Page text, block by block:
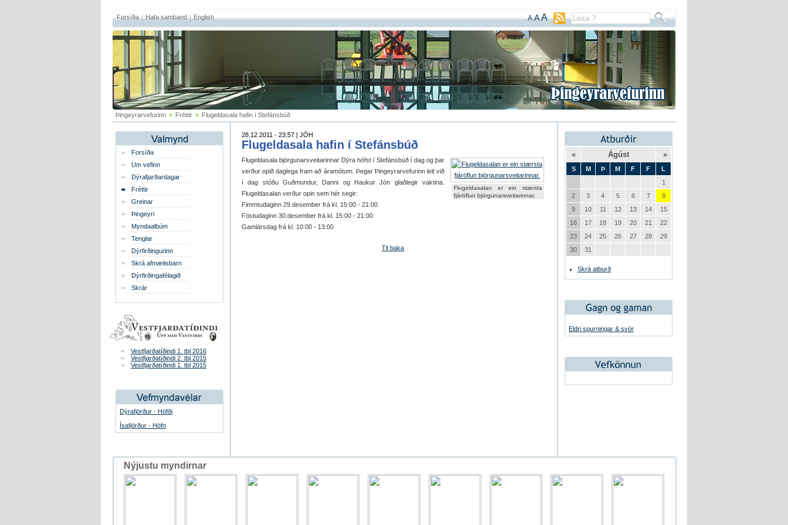
Forsíða Hafa samband English A AA
Þingeyrarvefurinn > Fréttir > Flugeldasala hafin í Stefánsbúð
Forsíða
Um vefinn
Dýrafjarðardagar
Fréttir
Greinar
Þingeyri
Myndaalbúm
Tenglar
Dýrfirðingurinn
Skrá afmælisbarn
Dýrfirðingafélagið
Skrár
Vestfjarðatíðindi 1. tbl 2016
Vestfjarðatíðindi 2. tbl 2015
Vestfjarðatíðindi 1. tbl 2015
Dýrafjörður - Höfði
Ísafjörður - Höfn
28.12.2011 - 23:57 | JÓH
Flugeldasala hafin í Stefánsbúð
Flugeldasalan er ein stærsta
fjáröflun björgunarsveitarinnar.
Flugeldasala björgunarsveitarinnar Dýra hófst í Stefánsbúð í dag og þar
verður opið daglega fram að áramótum. Þegar Þingeyrarvefurinn leit við
í dag stóðu Guðmundur, Danni og Haukur Jón glaðlegir vaktina.
Flugeldasalan verður opin sem hér segir:
Fimmtudaginn 29.desember frá kl. 15:00 - 21:00
Föstudaginn 30.desember frá kl. 15:00 - 21:00
Gamlársdag frá kl. 10:00 - 13:00
Til baka
« Ágúst »
S M Þ M F F
L
1
2
3 4 5 6 7
8
9
10 11 12 13 14
15
16
17 18 19 20 21
22
23
24 25 26 27 28
29
30
31
Skrá atburð
Eldri spurningar & svör
Nýjustu myndirnar